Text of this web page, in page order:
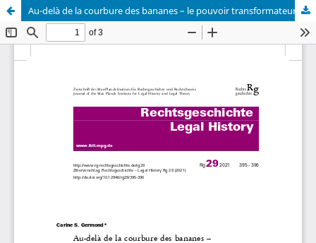
Au-delà de la courbure des bananes – le pouvoir transformateur du droit européen